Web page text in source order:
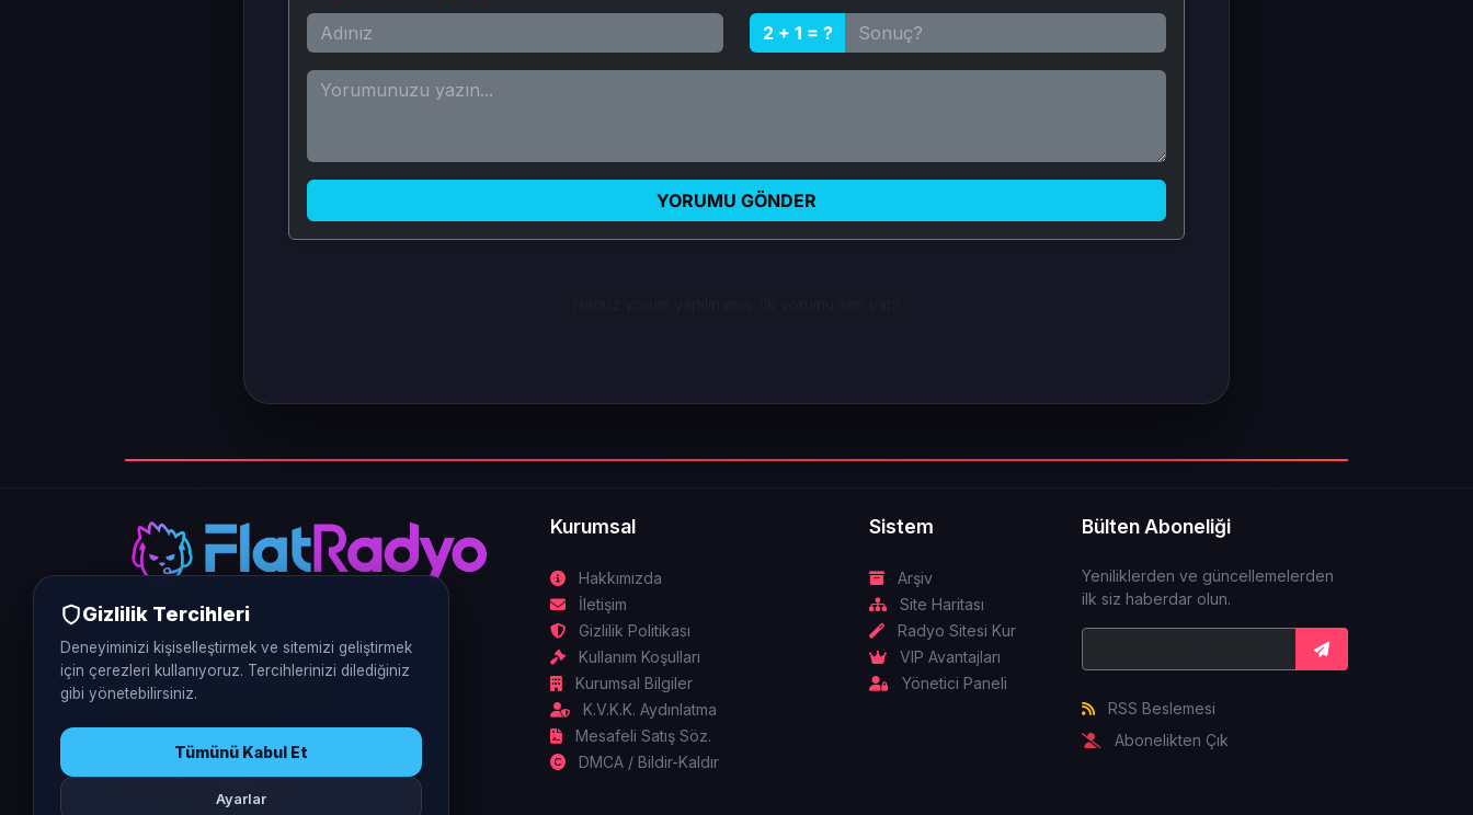
2 + 1 = ?
YORUMU GÖNDER
0312 226 5770
Vergi No: 9370401248
Kurumsal
Hakkımızda
İletişim
Gizlilik Politikası
Kullanım Koşulları
Kurumsal Bilgiler
K.V.K.K. Aydınlatma
Mesafeli Satış Söz.
DMCA / Bildir-Kaldır
Sistem
Arşiv
Site Haritası
Radyo Sitesi Kur
VIP Avantajları
Yönetici Paneli
Bülten Aboneliği
Yeniliklerden ve güncellemelerden
ilk siz haberdar olun.
RSS Beslemesi
Abonelikten Çık
Gizlilik Tercihleri
Deneyiminizi kişiselleştirmek ve sitemizi geliştirmek
için çerezleri kullanıyoruz. Tercihlerinizi dilediğiniz
gibi yönetebilirsiniz.
Tümünü Kabul Et
Ayarlar